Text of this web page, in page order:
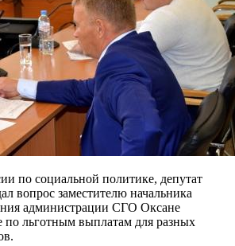
по социальной политике, депутат
вопрос заместителю начальника
администрации СГО Оксане
по льготным выплатам для разных